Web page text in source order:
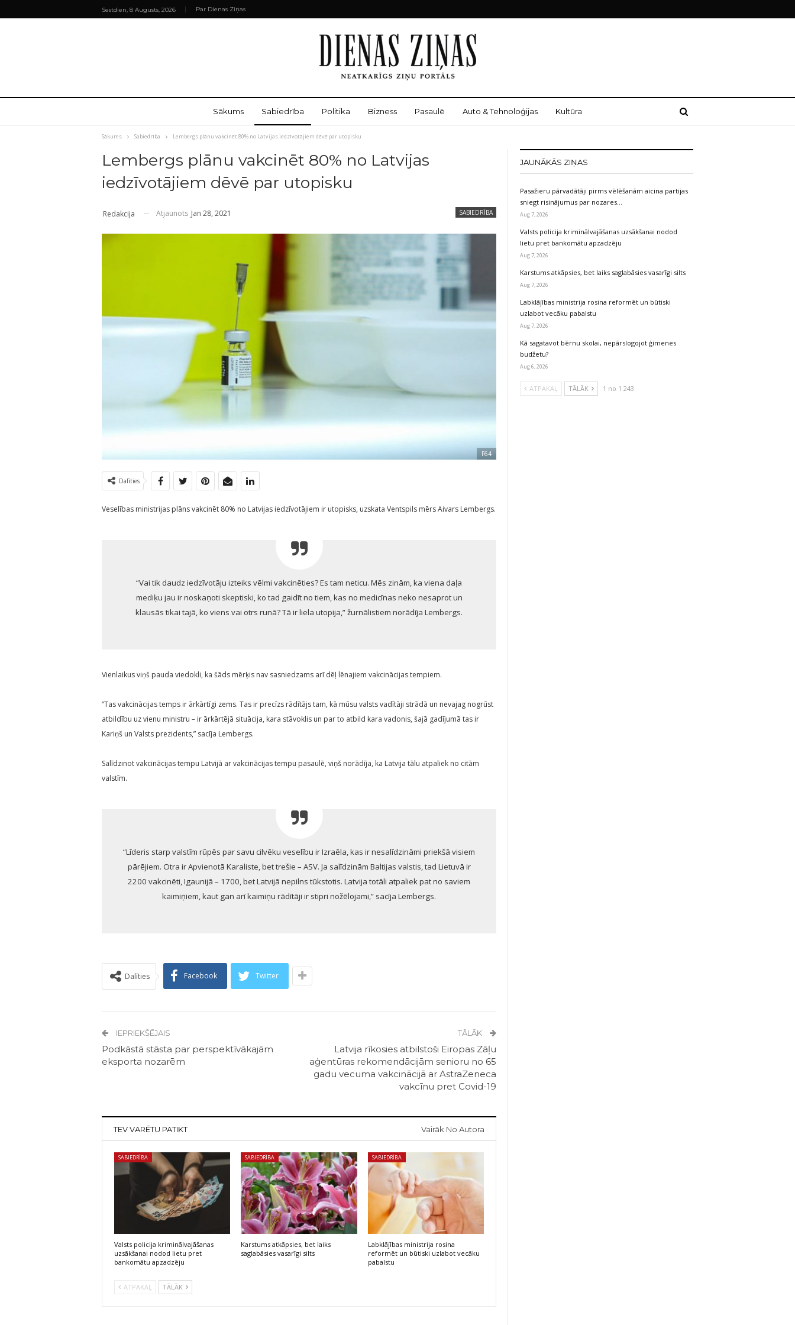
Sestdien, 8 Augusts, 2026 Par Dienas Ziņas
Sākums Sabiedrība Politika Bizness Pasaulē Auto & Tehnoloģijas Kultūra
Sākums Sabiedrība Lembergs plānu vakcinēt 80% no Latvijas iedzīvotājiem dēvē par utopisku
Lembergs plānu vakcinēt 80% no Latvijas
iedzīvotājiem dēvē par utopisku
SABIEDRĪBA
Redakcija Atjaunots Jan 28, 2021
F64
Dalīties
Veselības ministrijas plāns vakcinēt 80% no Latvijas iedzīvotājiem ir utopisks, uzskata Ventspils mērs Aivars Lembergs.
“Vai tik daudz iedzīvotāju izteiks vēlmi vakcinēties? Es tam neticu. Mēs zinām, ka viena daļa
mediķu jau ir noskaņoti skeptiski, ko tad gaidīt no tiem, kas no medicīnas neko nesaprot un
klausās tikai tajā, ko viens vai otrs runā? Tā ir liela utopija,” žurnālistiem norādīja Lembergs.
Vienlaikus viņš pauda viedokli, ka šāds mērķis nav sasniedzams arī dēļ lēnajiem vakcinācijas tempiem.
“Tas vakcinācijas temps ir ārkārtīgi zems. Tas ir precīzs rādītājs tam, kā mūsu valsts vadītāji strādā un nevajag nogrūst
atbildību uz vienu ministru – ir ārkārtējā situācija, kara stāvoklis un par to atbild kara vadonis, šajā gadījumā tas ir
Kariņš un Valsts prezidents,” sacīja Lembergs.
Salīdzinot vakcinācijas tempu Latvijā ar vakcinācijas tempu pasaulē, viņš norādīja, ka Latvija tālu atpaliek no citām
valstīm.
“Līderis starp valstīm rūpēs par savu cilvēku veselību ir Izraēla, kas ir nesalīdzināmi priekšā visiem
pārējiem. Otra ir Apvienotā Karaliste, bet trešie – ASV. Ja salīdzinām Baltijas valstis, tad Lietuvā ir
2200 vakcinēti, Igaunijā – 1700, bet Latvijā nepilns tūkstotis. Latvija totāli atpaliek pat no saviem
kaimiņiem, kaut gan arī kaimiņu rādītāji ir stipri nožēlojami,” sacīja Lembergs.
Dalīties Facebook Twitter
IEPRIEKŠĒJAIS
Podkāstā stāsta par perspektīvākajām
eksporta nozarēm
TĀLĀK
Latvija rīkosies atbilstoši Eiropas Zāļu
aģentūras rekomendācijām senioru no 65
gadu vecuma vakcinācijā ar AstraZeneca
vakcīnu pret Covid-19
TEV VARĒTU PATIKT Vairāk No Autora
SABIEDRĪBA
Valsts policija kriminālvajāšanas
uzsākšanai nodod lietu pret
bankomātu apzadzēju
SABIEDRĪBA
Karstums atkāpsies, bet laiks
saglabāsies vasarīgi silts
SABIEDRĪBA
Labklājības ministrija rosina
reformēt un būtiski uzlabot vecāku
pabalstu
ATPAKAĻ TĀLĀK
JAUNĀKĀS ZIŅAS
Pasažieru pārvadātāji pirms vēlēšanām aicina partijas
sniegt risinājumus par nozares…
Aug 7, 2026
Valsts policija kriminālvajāšanas uzsākšanai nodod
lietu pret bankomātu apzadzēju
Aug 7, 2026
Karstums atkāpsies, bet laiks saglabāsies vasarīgi silts
Aug 7, 2026
Labklājības ministrija rosina reformēt un būtiski
uzlabot vecāku pabalstu
Aug 7, 2026
Kā sagatavot bērnu skolai, nepārslogojot ģimenes
budžetu?
Aug 6, 2026
ATPAKAĻ TĀLĀK 1 no 1 243